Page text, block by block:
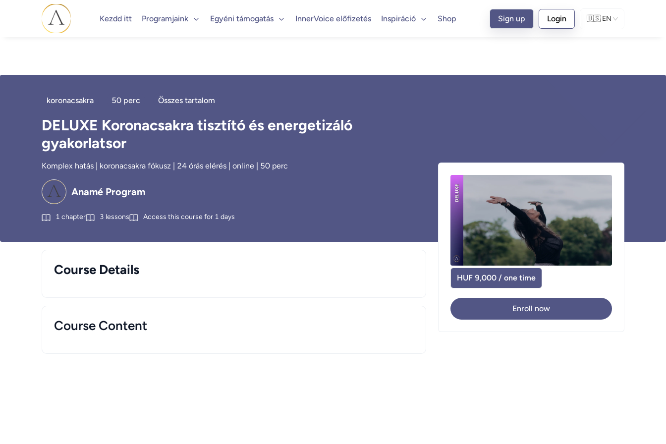
Kezdd itt Programjaink Egyéni támogatás InnerVoice előfizetés Inspiráció Shop Sign up Login 🇺🇸 EN
koronacsakra 50 perc Összes tartalom
DELUXE Koronacsakra tisztító és energetizáló
gyakorlatsor
Komplex hatás | koronacsakra fókusz | 24 órás elérés | online | 50 perc
Anamé Program
1 chapter 3 lessons Access this course for 1 days
Course Details
Course Content
HUF 9,000 / one time
Enroll now